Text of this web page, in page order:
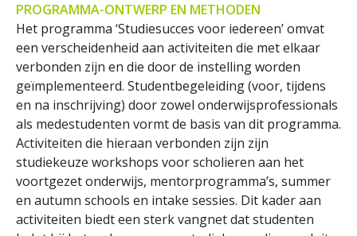
PROGRAMMA-ONTWERP EN METHODEN
Het programma ‘Studiesucces voor iedereen’ omvat
een verscheidenheid aan activiteiten die met elkaar
verbonden zijn en die door de instelling worden
geïmplementeerd. Studentbegeleiding (voor, tijdens
en na inschrijving) door zowel onderwijsprofessionals
als medestudenten vormt de basis van dit programma.
Activiteiten die hieraan verbonden zijn zijn
studiekeuze workshops voor scholieren aan het
voortgezet onderwijs, mentorprogramma’s, summer
en autumn schools en intake sessies. Dit kader aan
activiteiten biedt een sterk vangnet dat studenten